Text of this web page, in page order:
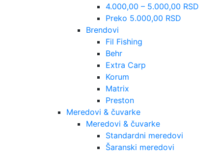
4.000,00 – 5.000,00 RSD
Preko 5.000,00 RSD
Brendovi
Fil Fishing
Behr
Extra Carp
Korum
Matrix
Preston
Meredovi & čuvarke
Meredovi & čuvarke
Standardni meredovi
Šaranski meredovi